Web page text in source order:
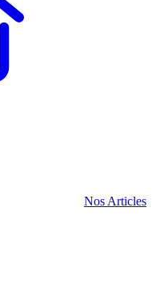
Nos Articles